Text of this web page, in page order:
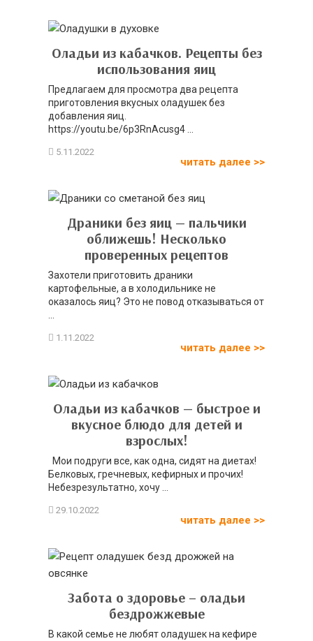
Оладьи из кабачков. Рецепты без
использования яиц
Предлагаем для просмотра два рецепта
приготовления вкусных оладушек без
добавления яиц.
https://youtu.be/6p3RnAcusg4 ...
читать далее >>
Драники без яиц — пальчики
оближешь! Несколько
проверенных рецептов
Захотели приготовить драники
картофельные, а в холодильнике не
оказалось яиц? Это не повод отказываться от
...
читать далее >>
Оладьи из кабачков — быстрое и
вкусное блюдо для детей и
взрослых!
Мои подруги все, как одна, сидят на диетах!
Белковых, гречневых, кефирных и прочих!
Небезрезультатно, хочу ...
читать далее >>
Забота о здоровье – оладьи
бездрожжевые
В какой семье не любят оладушек на кефире